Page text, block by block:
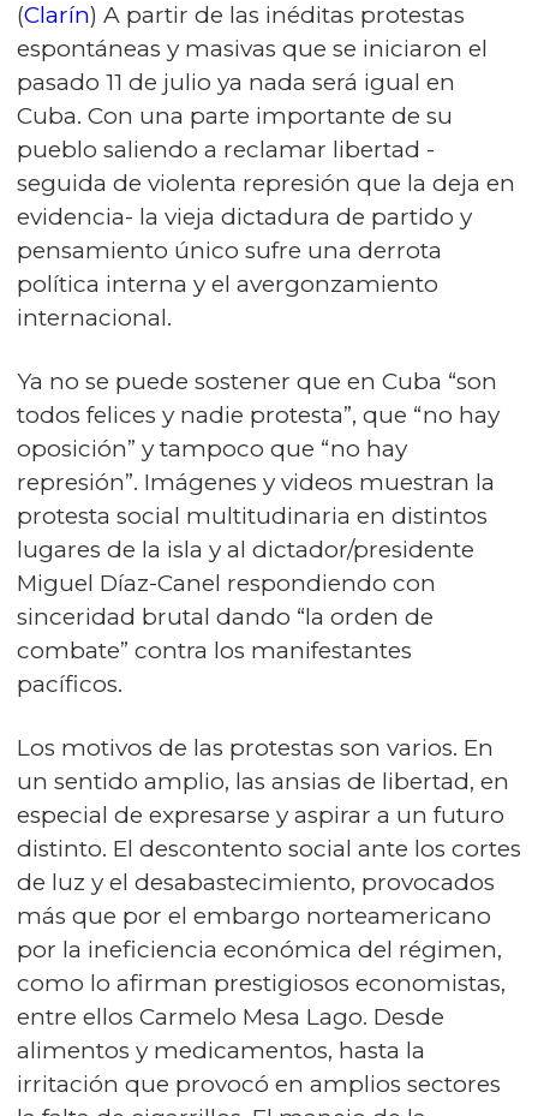
(Clarín) A partir de las inéditas protestas
espontáneas y masivas que se iniciaron el
pasado 11 de julio ya nada será igual en
Cuba. Con una parte importante de su
pueblo saliendo a reclamar libertad -
seguida de violenta represión que la deja en
evidencia- la vieja dictadura de partido y
pensamiento único sufre una derrota
política interna y el avergonzamiento
internacional.
Ya no se puede sostener que en Cuba “son
todos felices y nadie protesta”, que “no hay
oposición” y tampoco que “no hay
represión”. Imágenes y videos muestran la
protesta social multitudinaria en distintos
lugares de la isla y al dictador/presidente
Miguel Díaz-Canel respondiendo con
sinceridad brutal dando “la orden de
combate” contra los manifestantes
pacíficos.
Los motivos de las protestas son varios. En
un sentido amplio, las ansias de libertad, en
especial de expresarse y aspirar a un futuro
distinto. El descontento social ante los cortes
de luz y el desabastecimiento, provocados
más que por el embargo norteamericano
por la ineficiencia económica del régimen,
como lo afirman prestigiosos economistas,
entre ellos Carmelo Mesa Lago. Desde
alimentos y medicamentos, hasta la
irritación que provocó en amplios sectores